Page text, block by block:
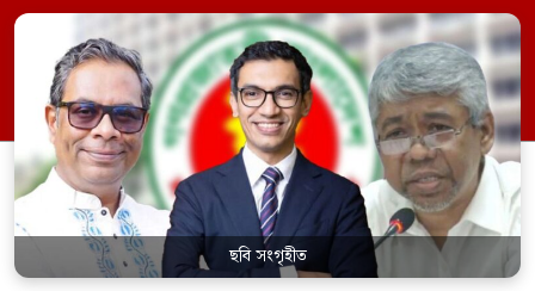
কল্যাণমন্ত্রী এবং সদস্য সচিব থাকবেন স্বাস্থ্য ও
পরিবার কল্যাণ মন্ত্রণালয়ের সচিব। একই সঙ্গে
স্বাস্থ্য প্রতিমন্ত্রী, বাংলাদেশ বিনিয়োগ উন্নয়ন
কর্তৃপক্ষ (বিডা)-এর নির্বাহী চেয়ারম্যান এবং
জাতীয় […]
ছবি সংগৃহীত